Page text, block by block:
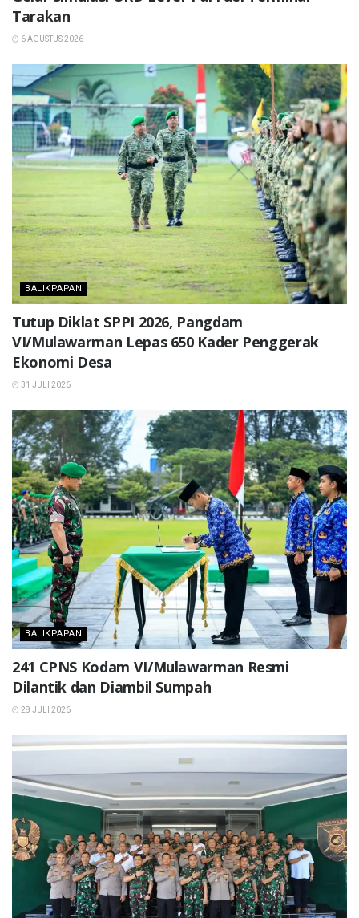
Tarakan
6 AGUSTUS 2026
BALIKPAPAN
Tutup Diklat SPPI 2026, Pangdam
VI/Mulawarman Lepas 650 Kader Penggerak
Ekonomi Desa
31 JULI 2026
BALIKPAPAN
241 CPNS Kodam VI/Mulawarman Resmi
Dilantik dan Diambil Sumpah
28 JULI 2026